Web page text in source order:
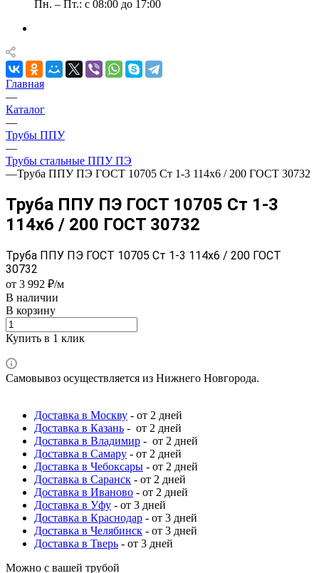
Пн. – Пт.: с 08:00 до 17:00
Главная
—
Каталог
—
Трубы ППУ
—
Трубы стальные ППУ ПЭ
—Труба ППУ ПЭ ГОСТ 10705 Ст 1-3 114x6 / 200 ГОСТ 30732
Труба ППУ ПЭ ГОСТ 10705 Ст 1-3
114x6 / 200 ГОСТ 30732
Труба ППУ ПЭ ГОСТ 10705 Ст 1-3 114x6 / 200 ГОСТ
30732
от 3 992 ₽/м
В наличии
В корзину
Купить в 1 клик
Самовывоз осуществляется из Нижнего Новгорода.
Доставка в Москву - от 2 дней
Доставка в Казань - от 2 дней
Доставка в Владимир - от 2 дней
Доставка в Самару - от 2 дней
Доставка в Чебоксары - от 2 дней
Доставка в Саранск - от 2 дней
Доставка в Иваново - от 2 дней
Доставка в Уфу - от 3 дней
Доставка в Краснодар - от 3 дней
Доставка в Челябинск - от 3 дней
Доставка в Тверь - от 3 дней
Можно с вашей трубой